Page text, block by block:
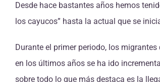
Desde hace bastantes años hemos
los cayucos” hasta la actual que se
Durante el primer periodo, los
en los últimos años se ha ido
sobre todo lo que más destaca es la